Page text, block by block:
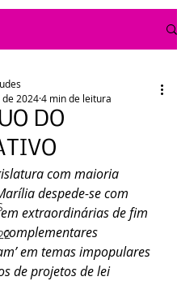
DO
de 20244 min de leitura
com maioria
despede-se com
em extraordinárias de fim
complementares
em temas impopulares
de projetos de lei